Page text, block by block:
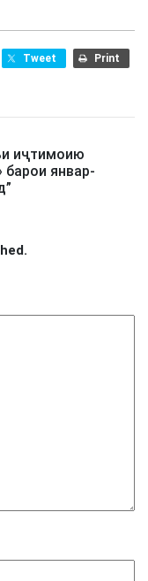
Tweet Print
иҷтимоию
барои январ-
”